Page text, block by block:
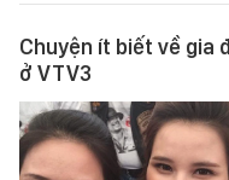
Chuyện ít biết về gia
ở VTV3